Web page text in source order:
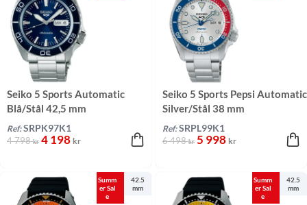
Seiko 5 Sports Automatic
Blå/Stål 42,5 mm
Ref: SRPK97K1
4 798kr 4 198 kr
Seiko 5 Sports Pepsi Automatic
Silver/Stål 38 mm
Ref: SRPL99K1
6 498kr 5 998 kr
Summ
er Sal
e
42.5
mm
Summ
er Sal
e
42.5
mm